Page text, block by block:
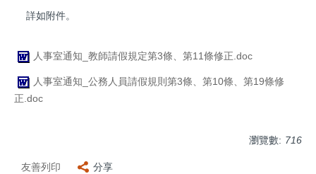
詳如附件。
人事室通知_教師請假規定第3條、第11條修正.doc
人事室通知_公務人員請假規則第3條、第10條、第19條修
正.doc
瀏覽數: 716
友善列印 分享